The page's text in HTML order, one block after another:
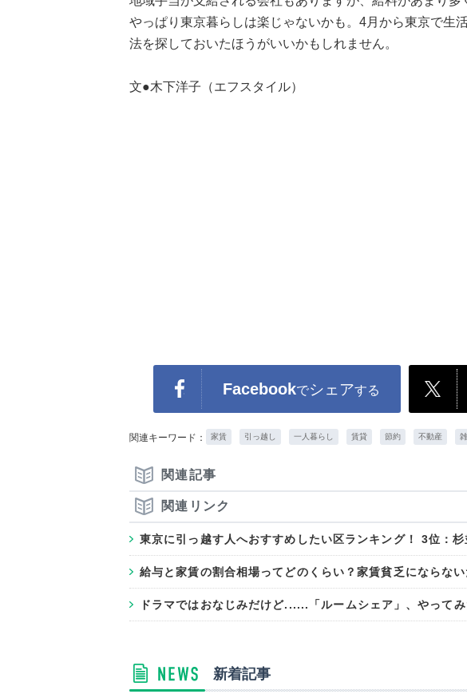
やっぱり東京暮らしは楽じゃないかも。4月から東京で生
法を探しておいたほうがいいかもしれません。
文●木下洋子（エフスタイル）
Facebookでシェアする
関連キーワード： 家賃 引っ越し 一人暮らし 賃貸 節約 不動産
関連記事
関連リンク
東京に引っ越す人へおすすめしたい区ランキング！ 3位：
給与と家賃の割合相場ってどのくらい？家賃貧乏にならな
ドラマではおなじみだけど......「ルームシェア」、やってみ
新着記事